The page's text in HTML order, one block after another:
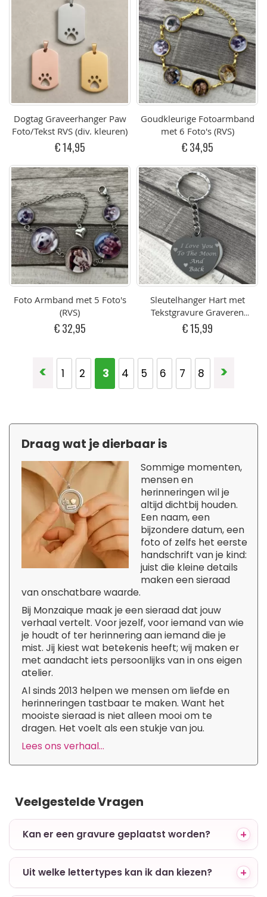
Dogtag Graveerhanger Paw
Foto/Tekst RVS (div. kleuren)
€ 14,95
Goudkleurige Fotoarmband
met 6 Foto's (RVS)
€ 34,95
Foto Armband met 5 Foto's
(RVS)
€ 32,95
Sleutelhanger Hart met
Tekstgravure Graveren
Edelstaal (RVS)
€ 15,99
Pagina
< Pagina
1 Pagina
2 U lees momenteel pagina
3 Pagina
4 Pagina
5 Pagina
6 Pagina
7 Pagina
8 >
Draag wat je dierbaar is
Sommige momenten,
mensen en
herinneringen wil je
altijd dichtbij houden.
Een naam, een
bijzondere datum, een
foto of zelfs het eerste
handschrift van je kind:
juist die kleine details
maken een sieraad
van onschatbare waarde.
Bij Monzaique maak je een sieraad dat jouw
verhaal vertelt. Voor jezelf, voor iemand van wie
je houdt of ter herinnering aan iemand die je
mist. Jij kiest wat betekenis heeft; wij maken er
met aandacht iets persoonlijks van in ons eigen
atelier.
Al sinds 2013 helpen we mensen om liefde en
herinneringen tastbaar te maken. Want het
mooiste sieraad is niet alleen mooi om te
dragen. Het voelt als een stukje van jou.
Lees ons verhaal...
Veelgestelde Vragen
+ Kan er een gravure geplaatst worden?
+ Uit welke lettertypes kan ik dan kiezen?